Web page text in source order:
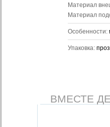
Материал
Материал
Особенности:
Упаковка:
ВМЕСТЕ